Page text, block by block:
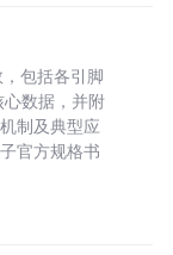
包括各引脚
心数据，并附
制及典型应
官方规格书